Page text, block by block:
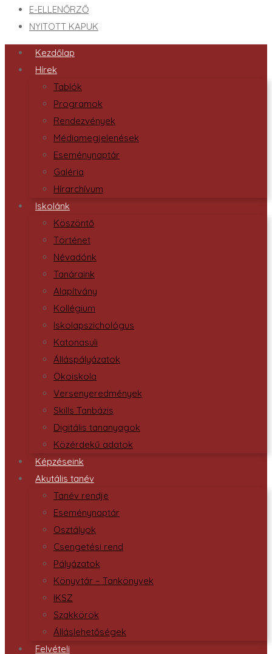
E-ELLENŐRZŐ
NYITOTT KAPUK
Kezdőlap
Hírek
Tablók
Programok
Rendezvények
Médiamegjelenések
Eseménynaptár
Galéria
Hírarchívum
Iskolánk
Köszöntő
Történet
Névadónk
Tanáraink
Alapítvány
Kollégium
Iskolapszichológus
Katonasuli
Álláspályázatok
Ökoiskola
Versenyeredmények
Skills Tanbázis
Digitális tananyagok
Közérdekű adatok
Képzéseink
Akutális tanév
Tanév rendje
Eseménynaptár
Osztályok
Csengetési rend
Pályázatok
Könyvtár – Tankönyvek
IKSZ
Szakkörök
Álláslehetőségek
Felvételi